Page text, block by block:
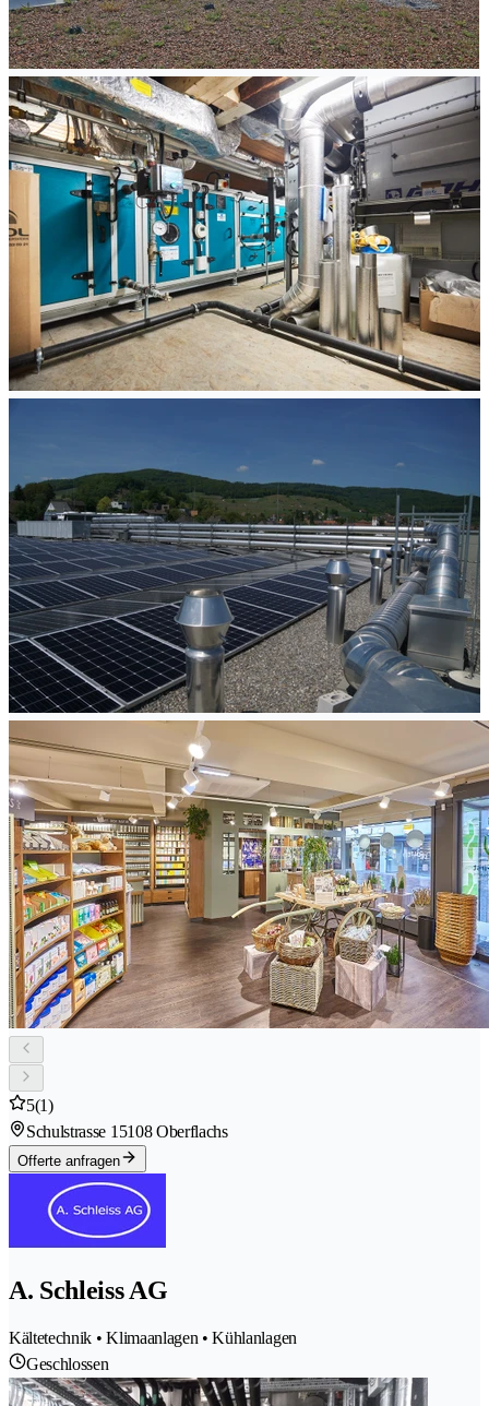
5(1)
Schulstrasse 1 5108 Oberflachs
Offerte anfragen
A. Schleiss AG
Kältetechnik • Klimaanlagen • Kühlanlagen
Geschlossen